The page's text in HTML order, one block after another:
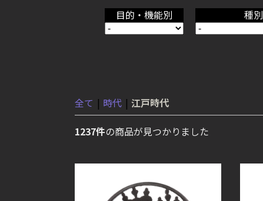
目的・機能別 種別
全て | 時代 | 江戸時代
1237件の商品が見つかりました